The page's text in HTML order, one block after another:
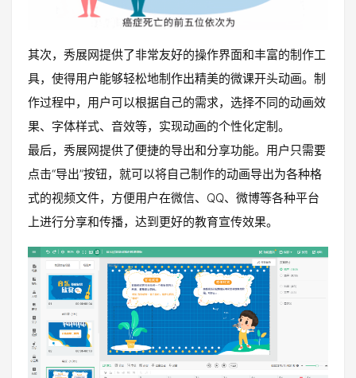
其次，秀展网提供了非常友好的操作界面和丰富的制作工
具，使得用户能够轻松地制作出精美的微课开头动画。制
作过程中，用户可以根据自己的需求，选择不同的动画效
果、字体样式、音效等，实现动画的个性化定制。
最后，秀展网提供了便捷的导出和分享功能。用户只需要
点击“导出”按钮，就可以将自己制作的动画导出为各种格
式的视频文件，方便用户在微信、QQ、微博等各种平台
上进行分享和传播，达到更好的教育宣传效果。